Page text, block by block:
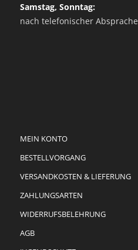
Samstag, Sonntag:
nach telefonischer Absprache
MEIN KONTO
BESTELLVORGANG
VERSANDKOSTEN & LIEFERUNG
ZAHLUNGSARTEN
WIDERRUFSBELEHRUNG
AGB